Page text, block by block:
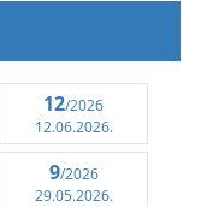
12/2026
12.06.2026.
9/2026
29.05.2026.